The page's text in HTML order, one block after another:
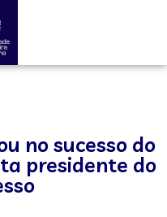
no sucesso do
presidente do